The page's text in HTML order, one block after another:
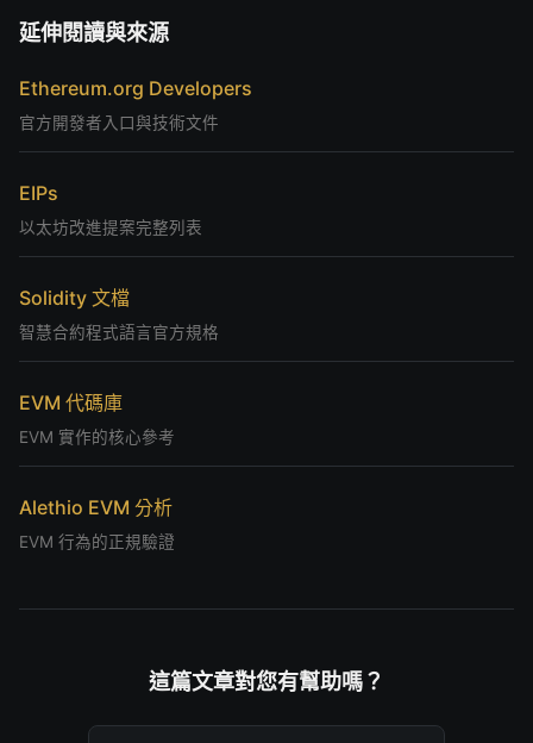
延伸閱讀與來源
Ethereum.org Developers
官方開發者入口與技術文件
EIPs
以太坊改進提案完整列表
Solidity 文檔
智慧合約程式語言官方規格
EVM 代碼庫
EVM 實作的核心參考
Alethio EVM 分析
EVM 行為的正規驗證
這篇文章對您有幫助嗎？